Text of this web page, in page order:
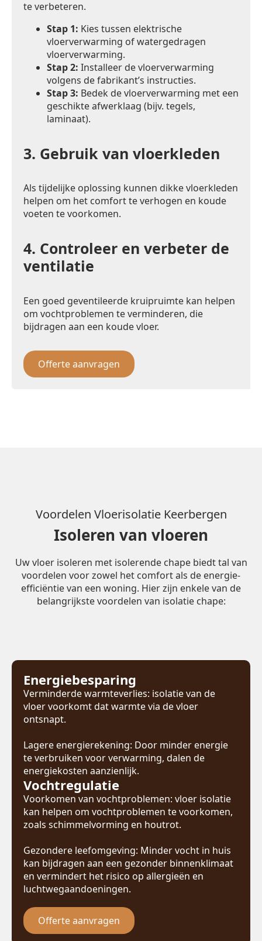
te verbeteren.
Stap 1: Kies tussen elektrische
vloerverwarming of watergedragen
vloerverwarming.
Stap 2: Installeer de vloerverwarming
volgens de fabrikant’s instructies.
Stap 3: Bedek de vloerverwarming met een
geschikte afwerklaag (bijv. tegels,
laminaat).
3. Gebruik van vloerkleden
Als tijdelijke oplossing kunnen dikke vloerkleden
helpen om het comfort te verhogen en koude
voeten te voorkomen.
4. Controleer en verbeter de
ventilatie
Een goed geventileerde kruipruimte kan helpen
om vochtproblemen te verminderen, die
bijdragen aan een koude vloer.
Offerte aanvragen
Voordelen Vloerisolatie Keerbergen
Isoleren van vloeren
Uw vloer isoleren met isolerende chape biedt tal van
voordelen voor zowel het comfort als de energie-
efficiëntie van een woning. Hier zijn enkele van de
belangrijkste voordelen van isolatie chape:
Energiebesparing
Verminderde warmteverlies: isolatie van de
vloer voorkomt dat warmte via de vloer
ontsnapt.
Lagere energierekening: Door minder energie
te verbruiken voor verwarming, dalen de
energiekosten aanzienlijk.
Vochtregulatie
Voorkomen van vochtproblemen: vloer isolatie
kan helpen om vochtproblemen te voorkomen,
zoals schimmelvorming en houtrot.
Gezondere leefomgeving: Minder vocht in huis
kan bijdragen aan een gezonder binnenklimaat
en vermindert het risico op allergieën en
luchtwegaandoeningen.
Offerte aanvragen